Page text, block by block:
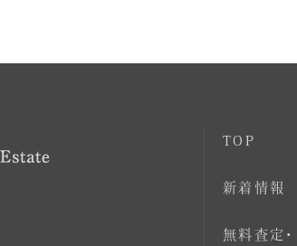
TOP
新着情報
無料査定･